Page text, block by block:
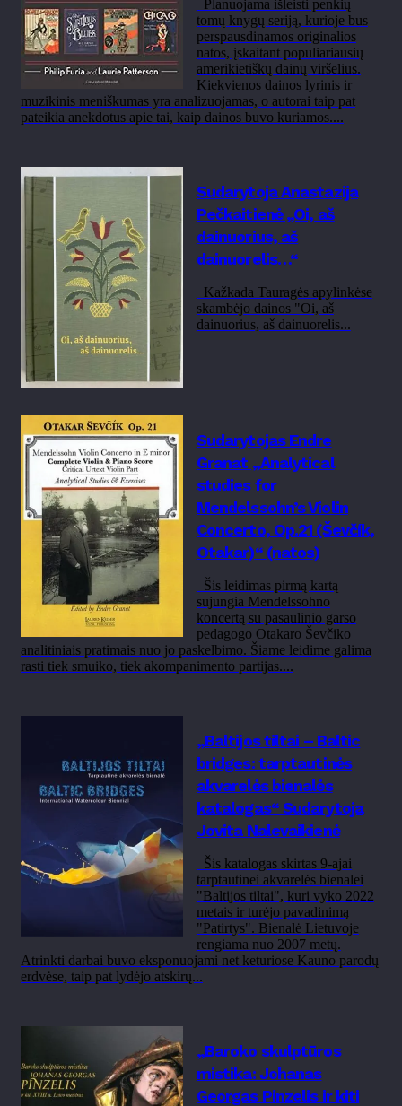
Planuojama išleisti penkių
tomų knygų seriją, kurioje bus
perspausdinamos originalios
natos, įskaitant populiariausių
amerikietiškų dainų viršelius.
Kiekvienos dainos lyrinis ir
muzikinis meniškumas yra analizuojamas, o autorai taip pat
pateikia anekdotus apie tai, kaip dainos buvo kuriamos....
Sudarytoja Anastazija
Pečkaitienė „Oi, aš
dainuorius, aš
dainuorelis…“
Kažkada Tauragės apylinkėse
skambėjo dainos "Oi, aš
dainuorius, aš dainuorelis...
Sudarytojas Endre
Granat „Analytical
studies for
Mendelssohn’s Violin
Concerto, Op.21 (Ševčík,
Otakar)“ (natos)
Šis leidimas pirmą kartą
sujungia Mendelssohno
koncertą su pasaulinio garso
pedagogo Otakaro Ševčiko
analitiniais pratimais nuo jo paskelbimo. Šiame leidime galima
rasti tiek smuiko, tiek akompanimento partijas....
„Baltijos tiltai – Baltic
bridges: tarptautinės
akvarelės bienalės
katalogas“ Sudarytoja
Jovita Nalevaikienė
Šis katalogas skirtas 9-ajai
tarptautinei akvarelės bienalei
"Baltijos tiltai", kuri vyko 2022
metais ir turėjo pavadinimą
"Patirtys". Bienalė Lietuvoje
rengiama nuo 2007 metų.
Atrinkti darbai buvo eksponuojami net keturiose Kauno parodų
erdvėse, taip pat lydėjo atskirų...
„Baroko skulptūros
mistika: Johanas
Georgas Pinzelis ir kiti